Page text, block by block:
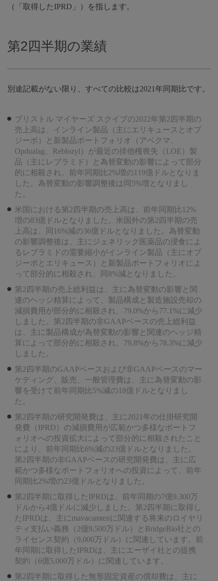
（「取得したIPRD」）を指します。
第2四半期の業績
別途記載がない限り、すべての比較は2021年同期比です。
ブリストル マイヤーズ スクイブの2022年第2四半期の
売上高は、インライン製品（主にエリキュースとオプ
ジーボ）と新製品ポートフォリオ（アベクマ、
Opdualag、Reblozyl）が最近の排他権喪失（LOE）製
品（主にレブラミド）と為替変動の影響によって部分
的に相殺され、前年同期比2%増の119億ドルとなりま
した。為替変動の影響調整後は同5%増となりまし
た。
米国における第2四半期の売上高は、前年同期比12%
増の83億ドルとなりました。米国外の第2四半期の売
上高は、同16%減の36億ドルとなりました。為替変動
の影響調整後は、主にジェネリック医薬品の浸食によ
るレブラミドの需要縮小がインライン製品（主にオプ
ジーボとエリキュース）と新製品ポートフォリオによ
って部分的に相殺され、同8%減となりました。
第2四半期の売上総利益は、主に為替変動の影響と関
連のヘッジ精算によって、製品構成と製造施設売却の
減損費用が部分的に相殺され、79.0%から77.1%に減少
しました。第2四半期の非GAAPベースの売上総利益
は、主に製品構成が為替変動の影響と関連のヘッジ精
算によって部分的に相殺され、79.8%から78.3%に減少
しました。
第2四半期のGAAPベースおよび非GAAPベースのマー
ケティング、販売、一般管理費は、主に為替変動の影
響を受けて前年同期比5%減の18億ドルとなりまし
た。
第2四半期の研究開発費は、主に2021年の仕掛研究開
発費（IPRD）の減損費用が広範かつ多様なポートフ
ォリオへの投資拡大によって部分的に相殺されたこと
により、前年同期比6%減の23億ドルとなりました。
第2四半期の非GAAPベースの研究開発費は、主に広
範かつ多様なポートフォリオへの投資によって、前年
同期比2%増の23億ドルとなりました。
第2四半期に取得したIPRDは、前年同期の7億9,300万
ドルから4億ドルに減少しました。第2四半期に取得し
たIPRDは、主にmavacamtenに関連する将来のロイヤリ
ティ支払い義務（2億9,500万ドル）とBridgeBio社との
ライセンス契約（9,000万ドル）に関連しています。前
年同期に取得したIPRDは、主にエーザイ社との提携
契約（6億5,000万ドル）に関連しています。
第2四半期に取得した無形固定資産の償却費は、主に